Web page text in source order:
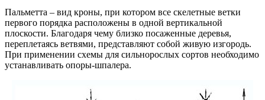
Пальметта – вид кроны, при котором все скелетные ветки
первого порядка расположены в одной вертикальной
плоскости. Благодаря чему близко посаженные деревья,
переплетаясь ветвями, представляют собой живую изгородь.
При применении схемы для сильнорослых сортов необходимо
устанавливать опоры-шпалера.